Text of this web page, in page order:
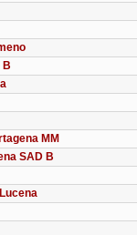
B
MM
SAD B